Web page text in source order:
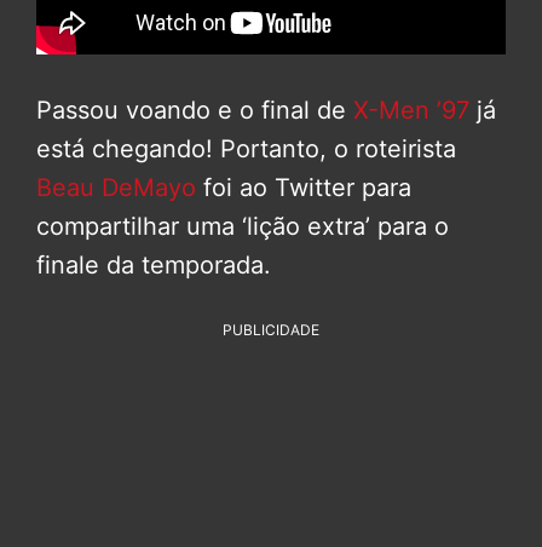
Passou voando e o final de X-Men ’97 já
está chegando! Portanto, o roteirista
Beau DeMayo foi ao Twitter para
compartilhar uma ‘lição extra’ para o
finale da temporada.
PUBLICIDADE